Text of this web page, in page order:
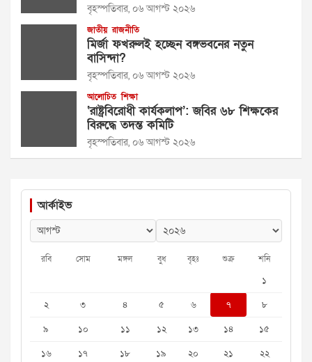
বৃহস্পতিবার, ০৬ আগস্ট ২০২৬
জাতীয় রাজনীতি
মির্জা ফখরুলই হচ্ছেন বঙ্গভবনের নতুন
বাসিন্দা?
বৃহস্পতিবার, ০৬ আগস্ট ২০২৬
আলোচিত শিক্ষা
‘রাষ্ট্রবিরোধী কার্যকলাপ’: জবির ৬৮ শিক্ষকের
বিরুদ্ধে তদন্ত কমিটি
বৃহস্পতিবার, ০৬ আগস্ট ২০২৬
আর্কাইভ
রবি সোম মঙ্গল বুধ বৃহঃ শুক্র শনি
১
২
৩ ৪ ৫ ৬ ৭
৮
৯
১০ ১১ ১২ ১৩ ১৪
১৫
১৬
১৭ ১৮ ১৯ ২০ ২১ ২২